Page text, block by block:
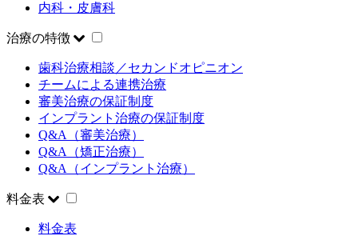
内科・皮膚科
治療の特徴
歯科治療相談／セカンドオピニオン
チームによる連携治療
審美治療の保証制度
インプラント治療の保証制度
Q&A（審美治療）
Q&A（矯正治療）
Q&A（インプラント治療）
料金表
料金表